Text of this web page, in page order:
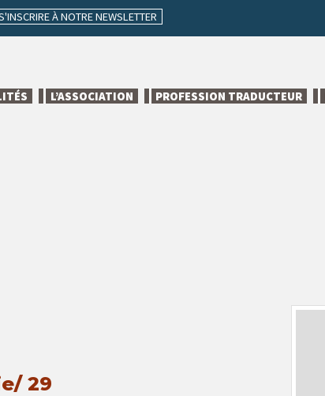
À NOTRE NEWSLETTER
L’ASSOCIATION PROFESSION TRADUCTEUR
29